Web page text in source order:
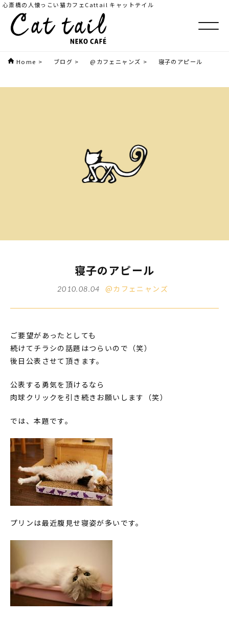
心斎橋の人懐っこい猫カフェCattail キャットテイル
Home > ブログ > @カフェニャンズ > 寝子のアピール
寝子のアピール
2010.08.04 @カフェニャンズ
ご要望があったとしても
続けてチラシの話題はつらいので（笑）
後日公表させて頂きます。
公表する勇気を頂けるなら
肉球クリックを引き続きお願いします（笑）
では、本題です。
プリンは最近腹見せ寝姿が多いです。